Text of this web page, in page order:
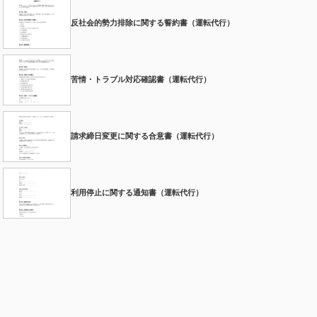
反社会的勢力排除に関する誓約書（運転代行）
苦情・トラブル対応確認書（運転代行）
請求締日変更に関する合意書（運転代行）
利用停止に関する通知書（運転代行）